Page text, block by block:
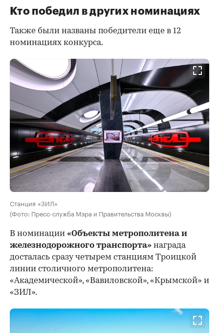
Кто победил в других номинациях
Также были названы победители еще в 12
номинациях конкурса.
Станция «ЗИЛ»
(Фото: Пресс-служба Мэра и Правительства Москвы)
В номинации «Объекты метрополитена и
железнодорожного транспорта» награда
досталась сразу четырем станциям Троицкой
линии столичного метрополитена:
«Академической», «Вавиловской», «Крымской» и
«ЗИЛ».